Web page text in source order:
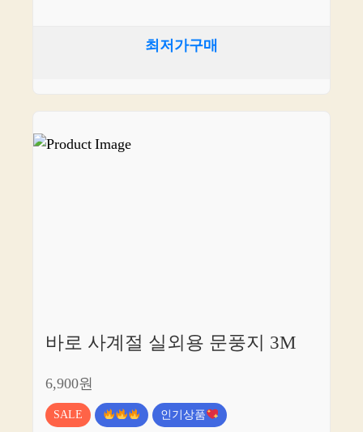
최저가구매
바로 사계절 실외용 문풍지 3M
6,900원
SALE 인기상품